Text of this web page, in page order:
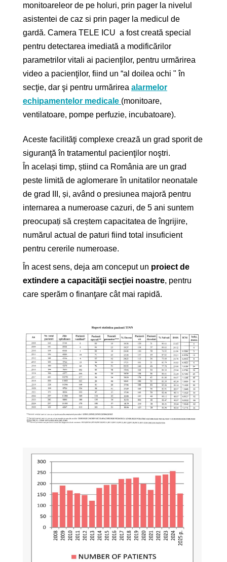
monitoareleor de pe holuri, prin pager la nivelul
asistentei de caz si prin pager la medicul de
gardă. Camera TELE ICU a fost creată special
pentru detectarea imediată a modificărilor
parametrilor vitali ai pacienţilor, pentru urmărirea
video a pacienţilor, fiind un “al doilea ochi " în
secţie, dar şi pentru urmărirea alarmelor
echipamentelor medicale (monitoare,
ventilatoare, pompe perfuzie, incubatoare).
Aceste facilităţi complexe crează un grad sporit de
siguranţă în tratamentul pacienţilor noştri.
În același timp, știind ca România are un grad
peste limită de aglomerare în unitatilor neonatale
de grad III, și, având o presiunea majoră pentru
internarea a numeroase cazuri, de 5 ani suntem
preocupați să creștem capacitatea de îngrijire,
numărul actual de paturi fiind total insuficient
pentru cererile numeroase.
În acest sens, deja am conceput un proiect de
extindere a capacităţii secţiei noastre, pentru
care sperăm o finanţare cât mai rapidă.